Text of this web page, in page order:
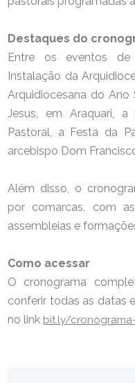
Destaques do
Entre os eventos
Instalação da
Arquidiocesana do Ano
Jesus, em Araquari, a
Pastoral, a Festa da
arcebispo Dom
Além disso, o
por comarcas, com
assembleias e
Como acessar
O cronograma
conferir todas as datas
no link bit.ly/